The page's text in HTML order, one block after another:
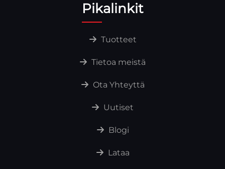
Pikalinkit
Tuotteet
Tietoa meistä
Ota Yhteyttä
Uutiset
Blogi
Lataa